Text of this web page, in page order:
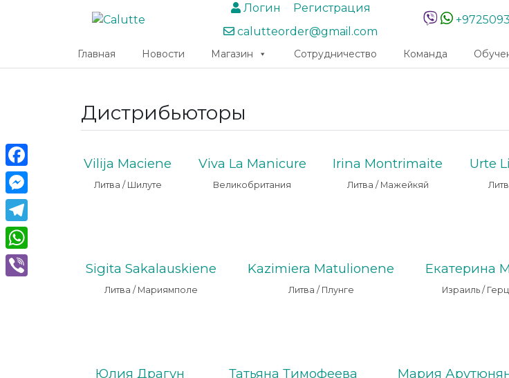
Логин
Регистрация
calutteorder@gmail.com
Главная Новости Магазин Сотрудничество Команда
Дистрибьюторы
Vilija Maciene
Литва / Шилуте
Viva La Manicure
Великобритания
Irina Montrimaite
Литва / Мажейкяй
Urte
Sigita Sakalauskiene
Литва / Мариямполе
Kazimiera Matulionene
Литва / Плунге
Екатерина
Израиль /
Юлия Драгун Татьяна Тимофеева Мария
Facebook
Messenger
Telegram
WhatsApp